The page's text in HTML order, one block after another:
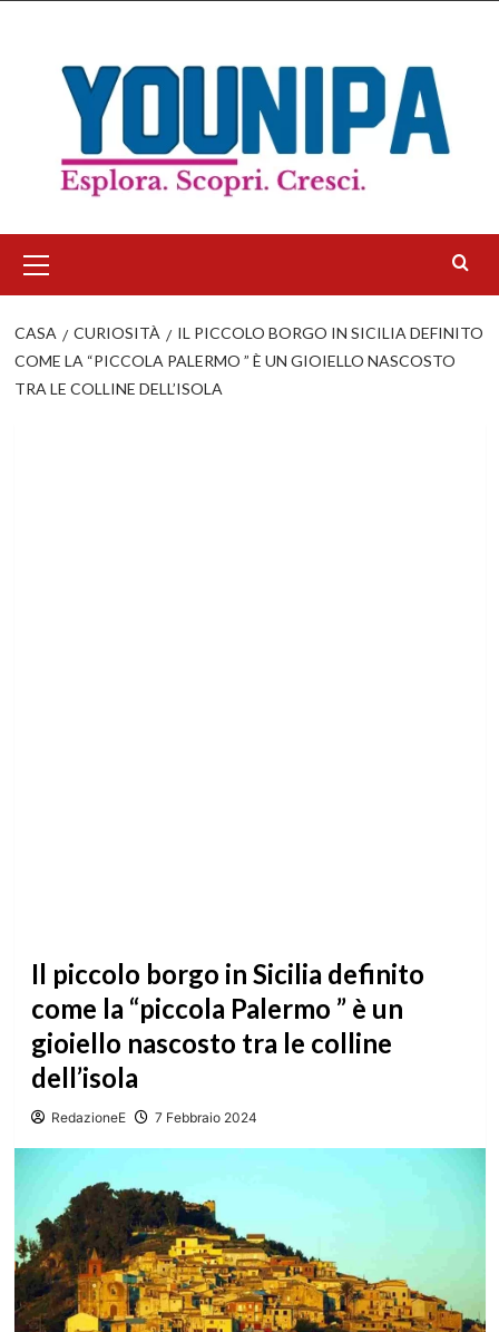
contenuto
principale
CASA CURIOSITÀ
IL PICCOLO BORGO IN SICILIA DEFINITO
COME LA “PICCOLA PALERMO ” È UN GIOIELLO NASCOSTO
TRA LE COLLINE DELL’ISOLA
Il piccolo borgo in Sicilia definito
come la “piccola Palermo ” è un
gioiello nascosto tra le colline
dell’isola
RedazioneE 7 Febbraio 2024